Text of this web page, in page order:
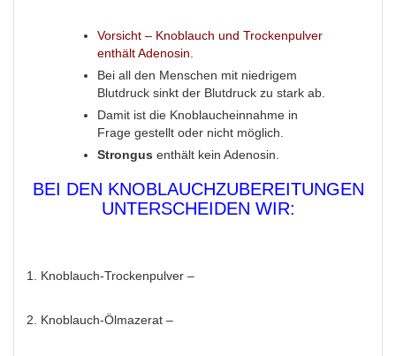
Vorsicht – Knoblauch und Trockenpulver
enthält Adenosin.
Bei all den Menschen mit niedrigem
Blutdruck sinkt der Blutdruck zu stark ab.
Damit ist die Knoblaucheinnahme in
Frage gestellt oder nicht möglich.
Strongus enthält kein Adenosin.
BEI DEN KNOBLAUCHZUBEREITUNGEN
UNTERSCHEIDEN WIR:
1. Knoblauch-Trockenpulver –
2. Knoblauch-Ölmazerat –